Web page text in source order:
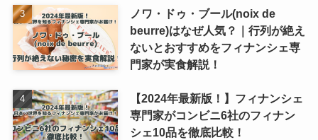
ノワ・ドゥ・ブール(noix de
beurre)はなぜ人気？｜行列が絶え
ないとおすすめをフィナンシェ専
門家が実食解説！
【2024年最新版！】フィナンシェ
専門家がコンビニ6社のフィナン
シェ10品を徹底比較！